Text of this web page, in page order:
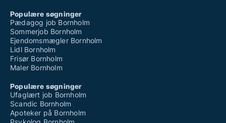
Populære søgninger
Pædagog job Bornholm
Sommerjob Bornholm
Ejendomsmægler Bornholm
Lidl Bornholm
Frisør Bornholm
Maler Bornholm
Populære søgninger
Ufaglært job Bornholm
Scandic Bornholm
Apoteker på Bornholm